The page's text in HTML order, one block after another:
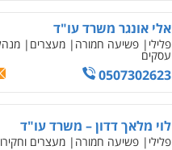
אלי אונגר משרד עו"ד
פלילי פשיעה חמורה מעצרים
עסקים
0507302623
לוי מלאך דדון – משרד עו"ד
פלילי פשיעה חמורה מעצרים